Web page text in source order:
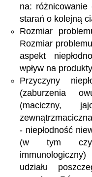
na:
starań o kolejną
Rozmiar
Rozmiar
aspekt
wpływ na
Przyczyny
(zaburzenia
(maciczny,
- niepłodność
(w tym
udziału